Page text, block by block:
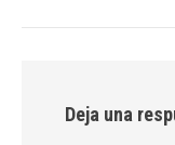
Deja una